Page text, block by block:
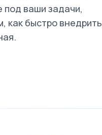
ваши задачи,
как быстро внедрить